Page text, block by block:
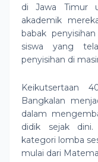
di Jawa Timur
akademik
babak
siswa yang
penyisihan di
Keikutsertaan
Bangkalan
dalam
didik sejak
kategori lomba
mulai dari